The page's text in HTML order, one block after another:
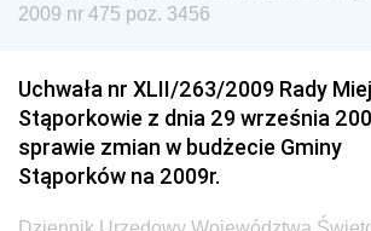
Dziennik Urzędowy Urzędu
Dziennik Urzędowy Generalnej
Krajowych i Autostrad
Dziennik Urzędowy Ministra
2009 nr 475 poz. 3456
Uchwała nr XLII/263/2009 Rady
Stąporkowie z dnia 29 września
sprawie zmian w budżecie Gminy
Stąporków na 2009r.